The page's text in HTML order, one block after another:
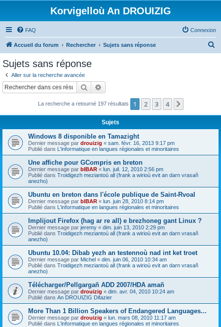
Korvigelloù An DROUIZIG
FAQ Connexion
Accueil du forum Rechercher Sujets sans réponse
c
Sujets sans réponse
Aller sur la recherche avancée
Rechercher
La recherche a retourné 197 résultats 1 2 3 4
Sujets
Windows 8 disponible en Tamazight
Dernier message par drouizig « sam. févr. 16, 2013 9:17 pm
Publié dans L'informatique en langues régionales et minoritaires
Une affiche pour GCompris en breton
Dernier message par bIBAR « lun. juil. 12, 2010 2:56 pm
Publié dans Troidigezh meziantoù all (frank a wirioù evit an darn vrasañ
anezho)
Ubuntu en breton dans l'école publique de Saint-Rvoal
Dernier message par bIBAR « lun. juin 28, 2010 8:14 pm
Publié dans L'informatique en langues régionales et minoritaires
Implijout Firefox (hag ar re all) e brezhoneg gant Linux ?
Dernier message par jeremy « dim. juin 13, 2010 2:29 pm
Publié dans Troidigezh meziantoù all (frank a wirioù evit an darn vrasañ
anezho)
Ubuntu 10.04: Dibab yezh an testennoù nad int ket troet
Dernier message par Michel « dim. juin 06, 2010 10:34 am
Publié dans Troidigezh meziantoù all (frank a wirioù evit an darn vrasañ
anezho)
Télécharger/Pellgargañ ADD 2007/HDA amañ
Dernier message par drouizig « dim. avr. 04, 2010 10:24 am
Publié dans An DROUIZIG Difazier
More Than 1 Billion Speakers of Endangered Languages...
Dernier message par drouizig « lun. mars 08, 2010 11:17 am
Publié dans L'informatique en langues régionales et minoritaires